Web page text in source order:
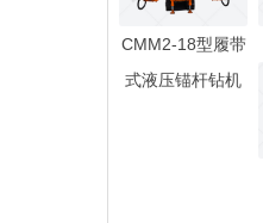
CMM2-18型履带
式液压锚杆钻机